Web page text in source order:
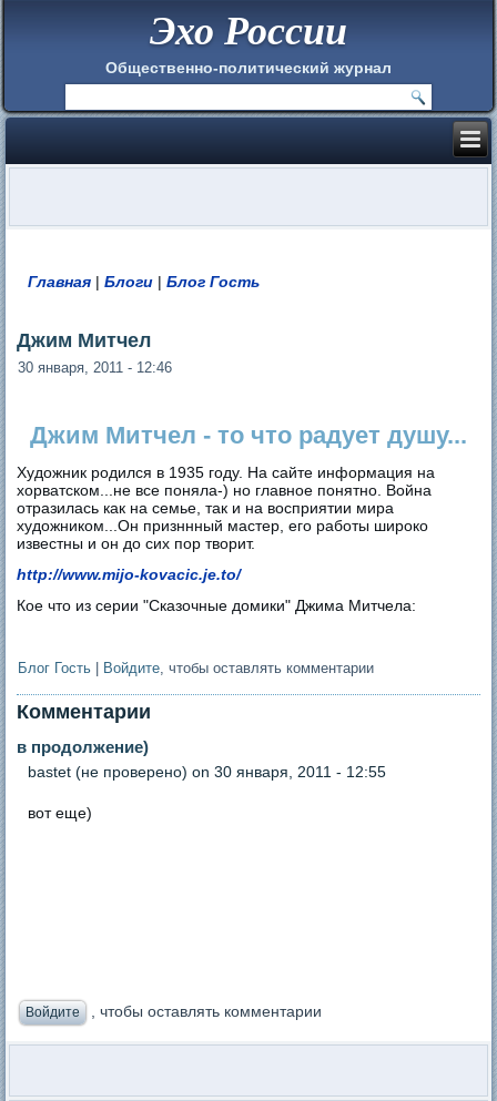
Эхо России
Общественно-политический журнал
Вы здесь
Главная |Блоги |Блог Гость
Джим Митчел
30 января, 2011 - 12:46
Джим Митчел - то что радует душу...
Художник родился в 1935 году. На сайте информация на
хорватском...не все поняла-) но главное понятно. Война
отразилась как на семье, так и на восприятии мира
художником...Он призннный мастер, его работы широко
известны и он до сих пор творит.
http://www.mijo-kovacic.je.to/
Кое что из серии "Сказочные домики" Джима Митчела:
Блог Гость | Войдите , чтобы оставлять комментарии
Комментарии
в продолжение)
bastet (не проверено) on 30 января, 2011 - 12:55
вот еще)
Войдите , чтобы оставлять комментарии